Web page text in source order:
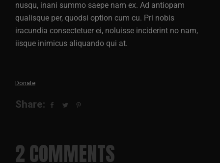
nusqu, inani summo saepe nam ex. Ad antiopam
qualisque per, quodsi option cum cu. Pri nobis
iracundia consectetuer ei, noluisse inciderint no nam,
iisque inimicus aliquando qui at.
Donate
Share:
2 COMMENTS